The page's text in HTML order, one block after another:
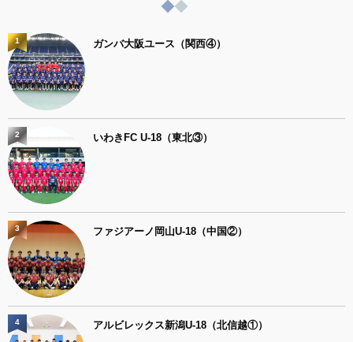
ガンバ大阪ユース（関西④）
1
いわきFC U-18（東北③）
2
ファジアーノ岡山U-18（中国②）
3
アルビレックス新潟U-18（北信越①）
4